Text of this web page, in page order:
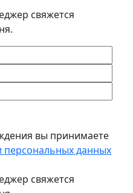
свяжется
вы принимаете
персональных данных
свяжется